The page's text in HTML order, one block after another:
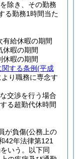
除き、その勤務
る勤務1時間当た
有給休暇の期間
休暇の期間
休暇の期間
する条例(平成
り職務に専念す
交渉を行う場合
る超勤代休時間
が負傷(公務上の
42年法律第121
いう。以下同